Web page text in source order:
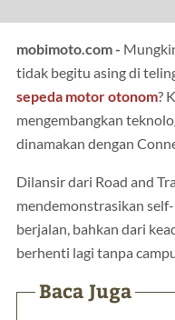
mobimoto.com -
tidak begitu asing di
sepeda motor otonom?
mengembangkan
dinamakan dengan
Dilansir dari Road and
mendemonstrasikan
berjalan, bahkan dari
berhenti lagi tanpa
Baca Juga